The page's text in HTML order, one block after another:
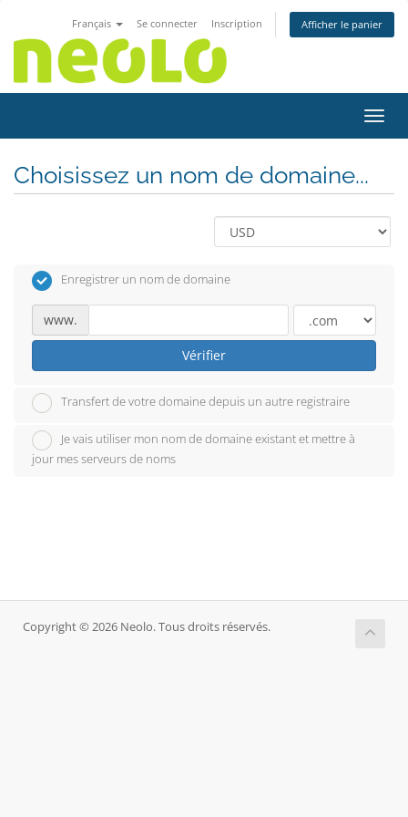
Français Se connecter Inscription Afficher le panier
Choisissez un nom de domaine...
Enregistrer un nom de domaine
www.
Vérifier
Transfert de votre domaine depuis un autre registraire
Je vais utiliser mon nom de domaine existant et mettre à
jour mes serveurs de noms
Copyright © 2026 Neolo. Tous droits réservés.